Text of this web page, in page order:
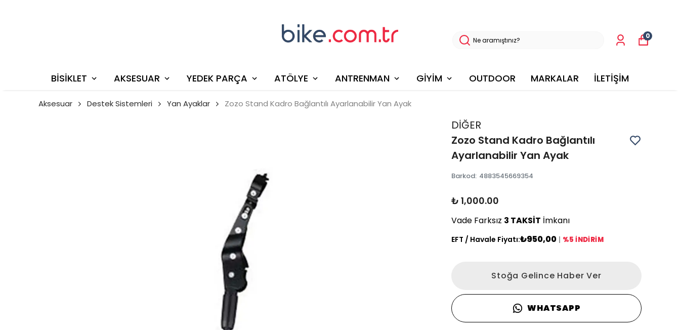
BİSİKLET AKSESUAR YEDEK PARÇA ATÖLYE ANTRENMAN GİYİM OUTDOOR MARKALAR İLETİŞİM
0
Aksesuar Destek Sistemleri Yan Ayaklar Zozo Stand Kadro Bağlantılı Ayarlanabilir Yan Ayak
DİĞER
Zozo Stand Kadro Bağlantılı
Ayarlanabilir Yan Ayak
Barkod: 4883545669354
₺ 1,000.00
Vade Farksız 3 TAKSİT İmkanı
EFT / Havale Fiyatı:₺950,00 | %5 İNDİRİM
Stoğa Gelince Haber Ver
WHATSAPP